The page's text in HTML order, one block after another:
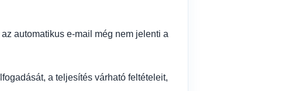
automatikus e-mail még nem jelenti a
a teljesítés várható feltételeit,